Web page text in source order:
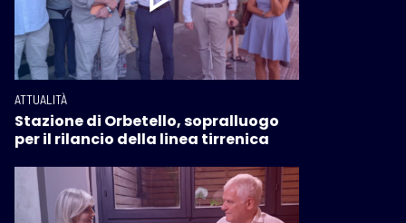
ATTUALITÀ
Stazione di Orbetello, sopralluogo
per il rilancio della linea tirrenica